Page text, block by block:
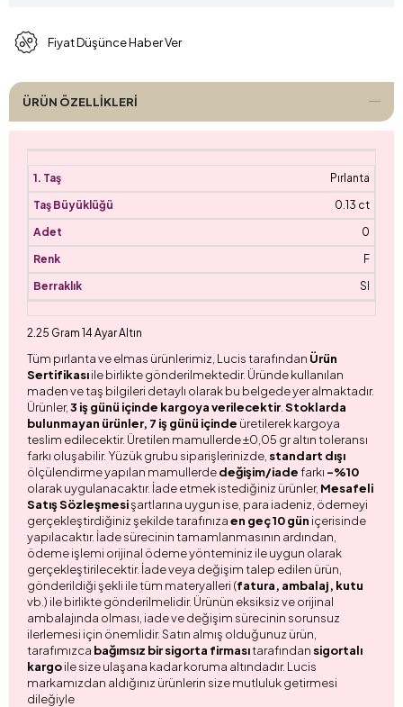
Fiyat Düşünce Haber Ver
ÜRÜN ÖZELLIKLERI
Pırlanta
0.13 ct
0
F
SI
2.25 Gram 14 Ayar Altın
Tüm pırlanta ve elmas ürünlerimiz, Lucis tarafından Ürün
Sertifikasıile birlikte gönderilmektedir. Üründe kullanılan
maden ve taş bilgileri detaylı olarak bu belgede yer almaktadır.
Ürünler,3 iş günü içinde kargoya verilecektir. Stoklarda
bulunmayan ürünler, 7 iş günü içinde üretilerek kargoya
teslim edilecektir. Üretilen mamullerde ±0,05 gr altın toleransı
farkı oluşabilir. Yüzük grubu siparişlerinizde, standart dışı
ölçülendirme yapılan mamullerdedeğişim/iadefarkı -%10
olarak uygulanacaktır. İade etmek istediğiniz ürünler, Mesafeli
Satış Sözleşmesişartlarına uygun ise, para iadeniz, ödemeyi
gerçekleştirdiğiniz şekilde tarafınızaen geç 10 gün içerisinde
yapılacaktır. İade sürecinin tamamlanmasının ardından,
ödeme işlemi orijinal ödeme yönteminiz ile uygun olarak
gerçekleştirilecektir. İade veya değişim talep edilen ürün,
gönderildiği şekli ile tüm materyalleri (fatura, ambalaj, kutu
vb.) ile birlikte gönderilmelidir. Ürünün eksiksiz ve orijinal
ambalajında olması, iade ve değişim sürecinin sorunsuz
ilerlemesi için önemlidir. Satın almış olduğunuz ürün,
tarafımızca bağımsız bir sigorta firmasıtarafından sigortalı
kargoile size ulaşana kadar koruma altındadır. Lucis
markamızdan aldığınız ürünlerin size mutluluk getirmesi
dileğiyle